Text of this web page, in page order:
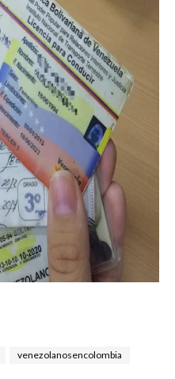
venezolanosencolombia